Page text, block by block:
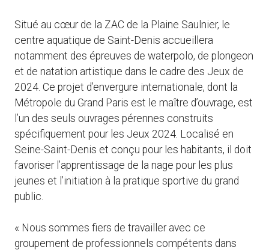
Situé au cœur de la ZAC de la Plaine Saulnier, le
centre aquatique de Saint-Denis accueillera
notamment des épreuves de waterpolo, de plongeon
et de natation artistique dans le cadre des Jeux de
2024. Ce projet d’envergure internationale, dont la
Métropole du Grand Paris est le maître d’ouvrage, est
l’un des seuls ouvrages pérennes construits
spécifiquement pour les Jeux 2024. Localisé en
Seine-Saint-Denis et conçu pour les habitants, il doit
favoriser l’apprentissage de la nage pour les plus
jeunes et l’initiation à la pratique sportive du grand
public.
« Nous sommes fiers de travailler avec ce
groupement de professionnels compétents dans